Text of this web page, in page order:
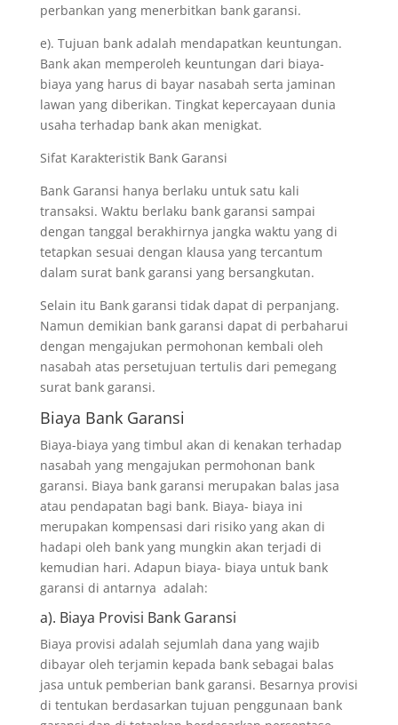
perbankan yang menerbitkan bank garansi.
e). Tujuan bank adalah mendapatkan keuntungan.
Bank akan memperoleh keuntungan dari biaya-
biaya yang harus di bayar nasabah serta jaminan
lawan yang diberikan. Tingkat kepercayaan dunia
usaha terhadap bank akan menigkat.
Sifat Karakteristik Bank Garansi
Bank Garansi hanya berlaku untuk satu kali
transaksi. Waktu berlaku bank garansi sampai
dengan tanggal berakhirnya jangka waktu yang di
tetapkan sesuai dengan klausa yang tercantum
dalam surat bank garansi yang bersangkutan.
Selain itu Bank garansi tidak dapat di perpanjang.
Namun demikian bank garansi dapat di perbaharui
dengan mengajukan permohonan kembali oleh
nasabah atas persetujuan tertulis dari pemegang
surat bank garansi.
Biaya Bank Garansi
Biaya-biaya yang timbul akan di kenakan terhadap
nasabah yang mengajukan permohonan bank
garansi. Biaya bank garansi merupakan balas jasa
atau pendapatan bagi bank. Biaya- biaya ini
merupakan kompensasi dari risiko yang akan di
hadapi oleh bank yang mungkin akan terjadi di
kemudian hari. Adapun biaya- biaya untuk bank
garansi di antarnya adalah:
a). Biaya Provisi Bank Garansi
Biaya provisi adalah sejumlah dana yang wajib
dibayar oleh terjamin kepada bank sebagai balas
jasa untuk pemberian bank garansi. Besarnya provisi
di tentukan berdasarkan tujuan penggunaan bank